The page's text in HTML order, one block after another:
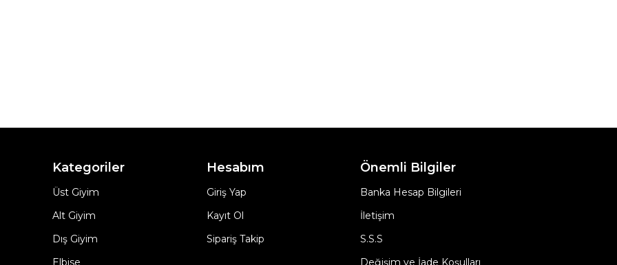
Kategoriler
Üst Giyim
Alt Giyim
Dış Giyim
Elbise
Hesabım
Giriş Yap
Kayıt Ol
Sipariş Takip
Önemli Bilgiler
Banka Hesap Bilgileri
İletişim
S.S.S
Değişim ve İade Koşulları